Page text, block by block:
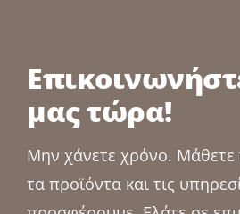
μας τώρα!
Μην χάνετε χρόνο. Μάθετε
τα προϊόντα και τις